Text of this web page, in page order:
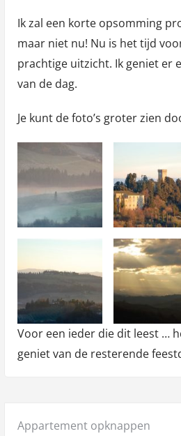
Ik zal een korte opsomming
maar niet nu! Nu is het tijd
prachtige uitzicht. Ik geniet er
van de dag.
Je kunt de foto’s groter zien
Voor een ieder die dit leest …
geniet van de resterende
Posted
Appartement opknappen